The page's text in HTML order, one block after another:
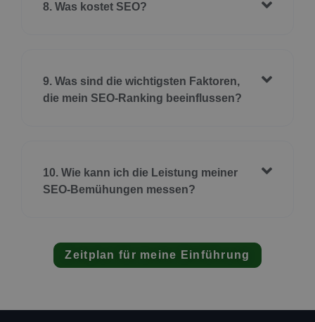
8. Was kostet SEO?
9. Was sind die wichtigsten Faktoren,
die mein SEO-Ranking beeinflussen?
10. Wie kann ich die Leistung meiner
SEO-Bemühungen messen?
Zeitplan für meine Einführung